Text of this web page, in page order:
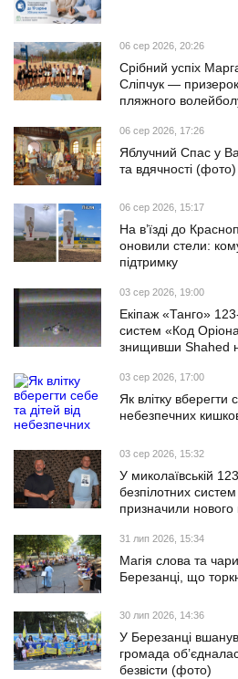
06 сер 2026, 20:26
Срібний успіх
Сліпчук —
пляжного
06 сер 2026, 17:26
Яблучний Спас у
та вдячності (фото)
06 сер 2026, 15:17
На в’їзді до
оновили стели:
підтримку
03 сер 2026, 19:00
Екіпаж «Танго»
систем «Код
знищивши Shahed
03 сер 2026, 17:00
Як влітку вберегти
небезпечних
03 сер 2026, 15:32
У миколаївській
безпілотних
призначили
31 лип 2026, 15:34
Магія слова та
Березанці, що
30 лип 2026, 14:36
У Березанці
громада
безвісти (фото)